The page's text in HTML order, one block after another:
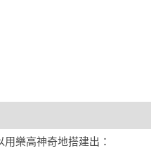
樂高神奇地搭建出：